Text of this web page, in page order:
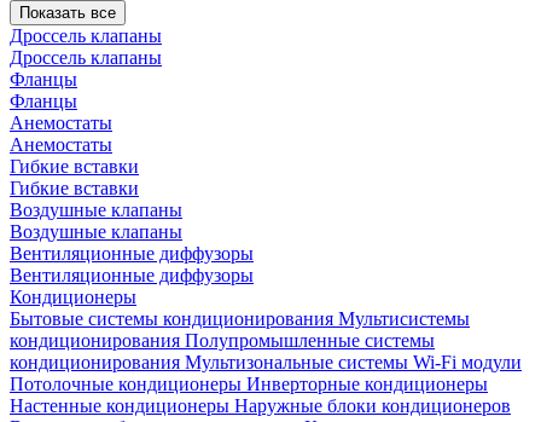
Показать все
Дроссель клапаны
Дроссель клапаны
Фланцы
Фланцы
Анемостаты
Анемостаты
Гибкие вставки
Гибкие вставки
Воздушные клапаны
Воздушные клапаны
Вентиляционные диффузоры
Вентиляционные диффузоры
Кондиционеры
Бытовые системы кондиционирования Мультисистемы
кондиционирования Полупромышленные системы
кондиционирования Мультизональные системы Wi-Fi модули
Потолочные кондиционеры Инверторные кондиционеры
Настенные кондиционеры Наружные блоки кондиционеров